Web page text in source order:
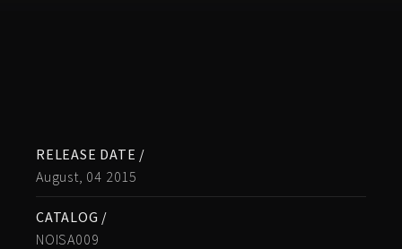
RELEASE DATE /
August, 04 2015
CATALOG /
NOISA009